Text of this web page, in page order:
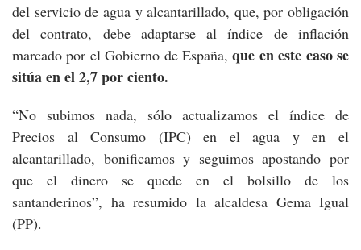
del servicio de agua y alcantarillado, que, por obligación
del contrato, debe adaptarse al índice de inflación
marcado por el Gobierno de España,que en este caso se
sitúa en el 2,7 por ciento.
“No subimos nada, sólo actualizamos el índice de
Precios al Consumo (IPC) en el agua y en el
alcantarillado, bonificamos y seguimos apostando por
que el dinero se quede en el bolsillo de los
santanderinos”, ha resumido la alcaldesa Gema Igual
(PP).